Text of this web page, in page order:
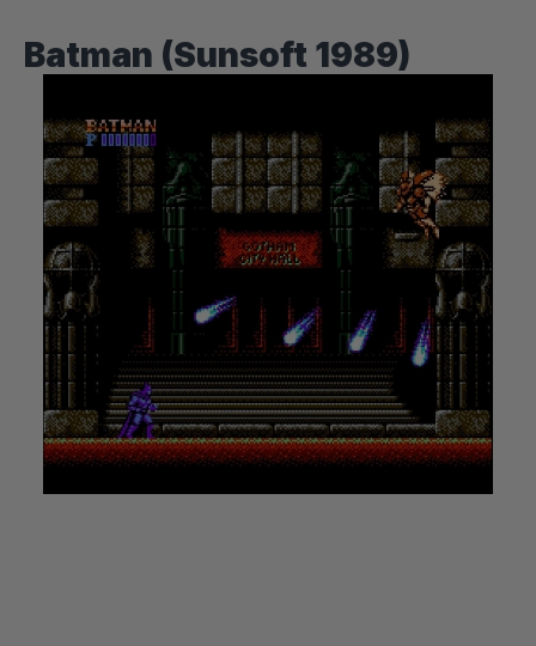
Batman (Sunsoft 1989)